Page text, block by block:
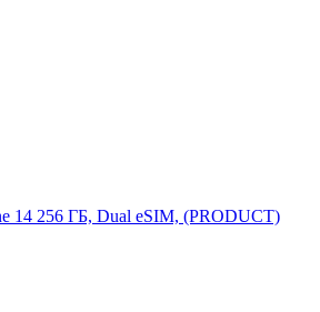
14 256 ГБ, Dual еSIM, (PRODUCT)